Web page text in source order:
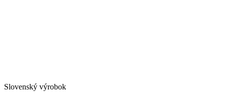
Slovenský výrobok